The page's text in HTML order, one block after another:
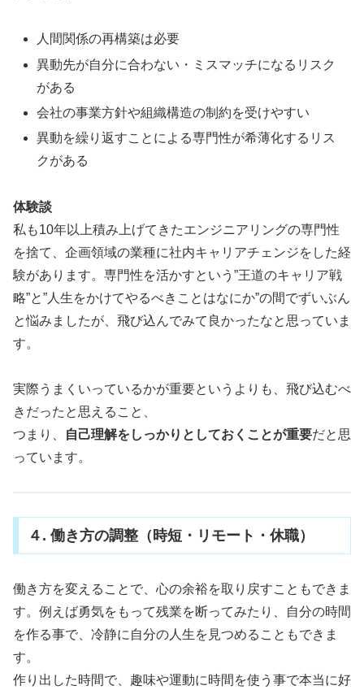
人間関係の再構築は必要
異動先が自分に合わない・ミスマッチになるリスク
がある
会社の事業方針や組織構造の制約を受けやすい
異動を繰り返すことによる専門性が希薄化するリス
クがある
体験談
私も10年以上積み上げてきたエンジニアリングの専門性
を捨て、企画領域の業種に社内キャリアチェンジをした経
験があります。専門性を活かすという”王道のキャリア戦
略”と”人生をかけてやるべきことはなにか”の間でずいぶん
と悩みましたが、飛び込んでみて良かったなと思っていま
す。
実際うまくいっているかが重要というよりも、飛び込むべ
きだったと思えること、
つまり、
自己理解をしっかりとしておくことが重要だと思
っています。
４. 働き方の調整（時短・リモート・休職）
働き方を変えることで、心の余裕を取り戻すこともできま
す。例えば勇気をもって残業を断ってみたり、自分の時間
を作る事で、冷静に自分の人生を見つめることもできま
す。
作り出した時間で、趣味や運動に時間を使う事で本当に好